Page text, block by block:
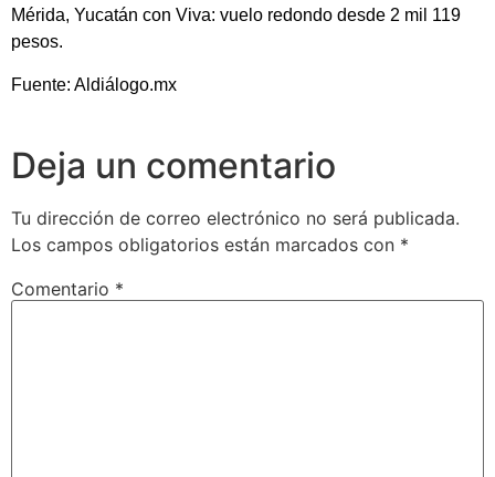
Mérida, Yucatán con Viva: vuelo redondo desde 2 mil 119
pesos.
Fuente: Aldiálogo.mx
Deja un comentario
Tu dirección de correo electrónico no será publicada.
Los campos obligatorios están marcados con *
Comentario *